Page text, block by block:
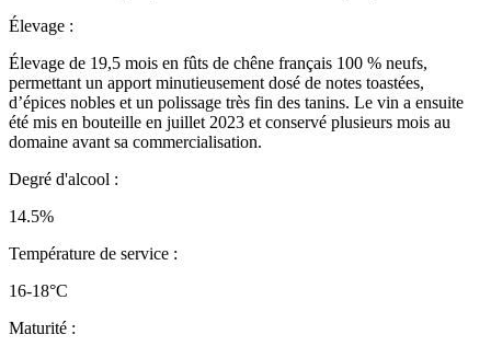
Élevage :
Élevage de 19,5 mois en fûts de chêne français 100 % neufs,
permettant un apport minutieusement dosé de notes toastées,
d’épices nobles et un polissage très fin des tanins. Le vin a ensuite
été mis en bouteille en juillet 2023 et conservé plusieurs mois au
domaine avant sa commercialisation.
Degré d'alcool :
14.5%
Température de service :
16-18°C
Maturité :